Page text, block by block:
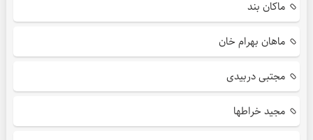
ماکان بند
ماهان بهرام خان
مجتبی دربیدی
مجید خراطها